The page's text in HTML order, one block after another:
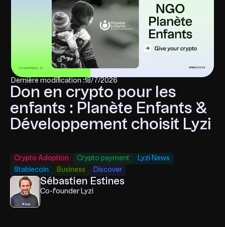
Dernière modification :18/7/2026
Don en crypto pour les
enfants : Planète Enfants &
Développement choisit Lyzi
Crypto Adoption Crypto payment
Lyzi News
Stablecoin
Business Discover
Sébastien Estines
Co-founder Lyzi